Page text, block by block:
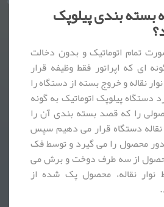
بسته بندی پیلوپک
تمام اتوماتیک و بدون دخالت
ای که اپراتور فقط وظیفه قرار
نقاله و خروج بسته از دستگاه را
دستگاه پیلوپک اتوماتیک به گونه
را که قصد بسته بندی آن را
نقاله دستگاه قرار می دهیم سپس
دور محصول را می گیرد و توسط فک
از سه طرف دوخت و برش می
نقاله، محصول پک شده از